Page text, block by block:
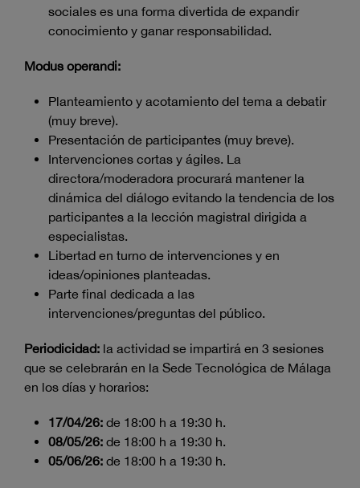
sociales es una forma divertida de expandir
conocimiento y ganar responsabilidad.
Modus operandi:
Planteamiento y acotamiento del tema a debatir
(muy breve).
Presentación de participantes (muy breve).
Intervenciones cortas y ágiles. La
directora/moderadora procurará mantener la
dinámica del diálogo evitando la tendencia de los
participantes a la lección magistral dirigida a
especialistas.
Libertad en turno de intervenciones y en
ideas/opiniones planteadas.
Parte final dedicada a las
intervenciones/preguntas del público.
Periodicidad: la actividad se impartirá en 3 sesiones
que se celebrarán en la Sede Tecnológica de Málaga
en los días y horarios:
17/04/26: de 18:00 h a 19:30 h.
08/05/26: de 18:00 h a 19:30 h.
05/06/26: de 18:00 h a 19:30 h.